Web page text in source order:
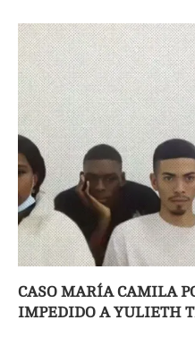
CASO MARÍA CAMILA
IMPEDIDO A YULIETH